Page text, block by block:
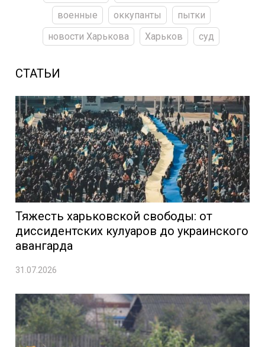
военные
оккупанты
пытки
новости Харькова
Харьков суд
СТАТЬИ
Тяжесть харьковской свободы: от
диссидентских кулуаров до украинского
авангарда
31.07.2026